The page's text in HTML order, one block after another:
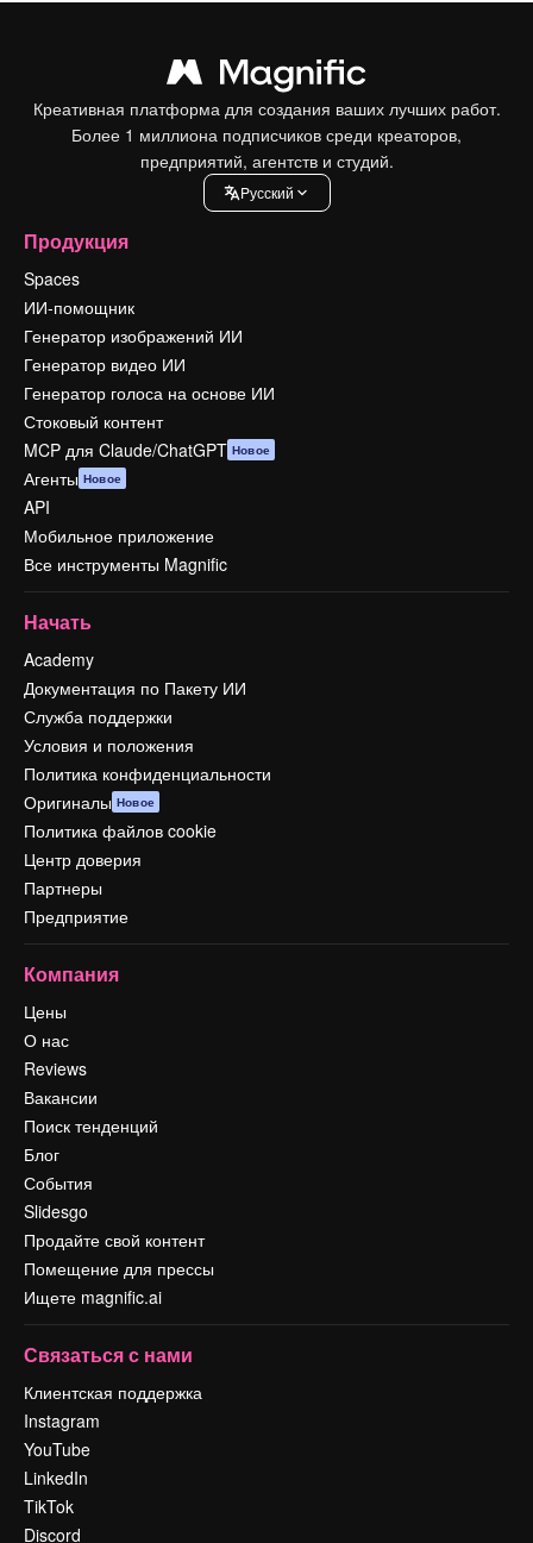
Креативная платформа для создания ваших лучших работ.
Более 1 миллиона подписчиков среди креаторов,
предприятий, агентств и студий.
Pусский
Продукция
Spaces
ИИ-помощник
Генератор изображений ИИ
Генератор видео ИИ
Генератор голоса на основе ИИ
Стоковый контент
MCP для Claude/ChatGPT Новое
Агенты Новое
API
Мобильное приложение
Все инструменты Magnific
Начать
Academy
Документация по Пакету ИИ
Служба поддержки
Условия и положения
Политика конфиденциальности
Оригиналы Новое
Политика файлов cookie
Центр доверия
Партнеры
Предприятие
Компания
Цены
О нас
Reviews
Вакансии
Поиск тенденций
Блог
События
Slidesgo
Продайте свой контент
Помещение для прессы
Ищете magnific.ai
Связаться с нами
Клиентская поддержка
Instagram
YouTube
LinkedIn
TikTok
Discord